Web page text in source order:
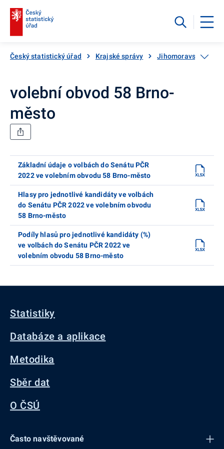
Český statistický úřad Krajské správy Jihomoravský kraj
volební obvod 58 Brno-
město
Základní údaje o volbách do Senátu PČR
2022 ve volebním obvodu 58 Brno-město
Hlasy pro jednotlivé kandidáty ve volbách
do Senátu PČR 2022 ve volebním obvodu
58 Brno-město
Podíly hlasů pro jednotlivé kandidáty (%)
ve volbách do Senátu PČR 2022 ve
volebním obvodu 58 Brno-město
Statistiky
Databáze a aplikace
Metodika
Sběr dat
O ČSÚ
Často navštěvované